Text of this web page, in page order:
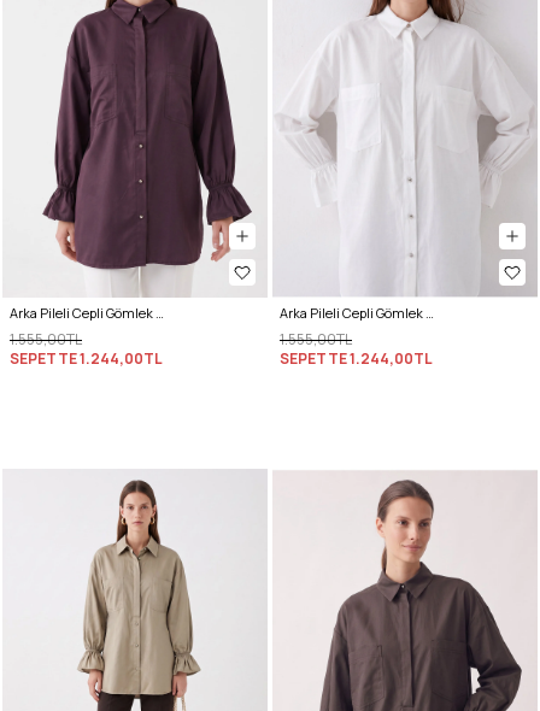
Arka Pileli Cepli Gömlek Y0147 - MÜRDÜM
1.555,00TL
SEPETTE1.244,00TL
Arka Pileli Cepli Gömlek Y0147 - BEYAZ
1.555,00TL
SEPETTE1.244,00TL